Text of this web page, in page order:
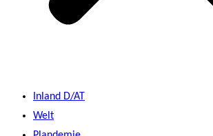
Inland D/AT
Welt